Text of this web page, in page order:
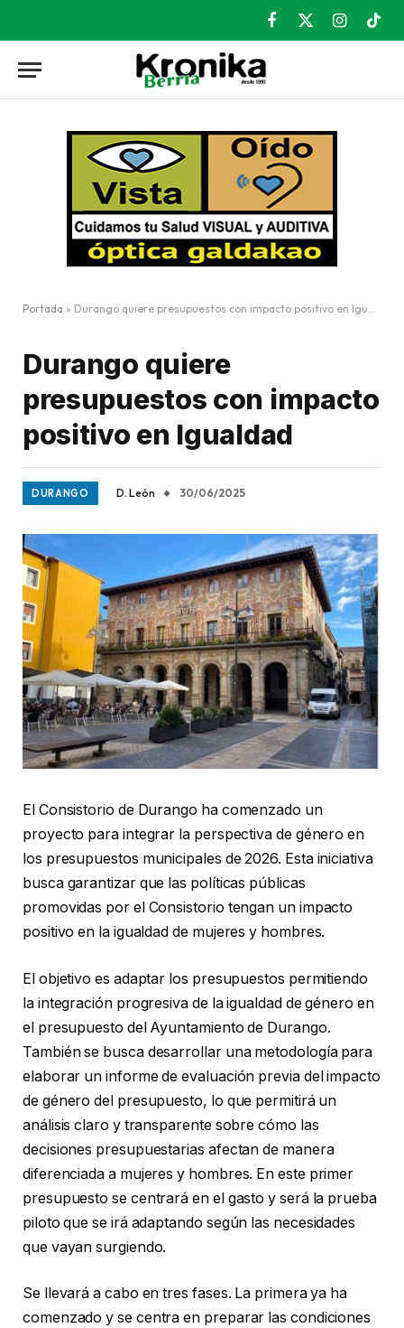
Facebook
X
Instagram
Portada » Durango quiere presupuestos con impacto positivo en Igualdad
Durango quiere
presupuestos con impacto
positivo en Igualdad
DURANGO D. León 30/06/2025
El Consistorio de Durango ha comenzado un
proyecto para integrar la perspectiva de género en
los presupuestos municipales de 2026. Esta iniciativa
busca garantizar que las políticas públicas
promovidas por el Consistorio tengan un impacto
positivo en la igualdad de mujeres y hombres.
El objetivo es adaptar los presupuestos permitiendo
la integración progresiva de la igualdad de género en
el presupuesto del Ayuntamiento de Durango.
También se busca desarrollar una metodología para
elaborar un informe de evaluación previa del impacto
de género del presupuesto, lo que permitirá un
análisis claro y transparente sobre cómo las
decisiones presupuestarias afectan de manera
diferenciada a mujeres y hombres. En este primer
presupuesto se centrará en el gasto y será la prueba
piloto que se irá adaptando según las necesidades
que vayan surgiendo.
Se llevará a cabo en tres fases. La primera ya ha
comenzado y se centra en preparar las condiciones